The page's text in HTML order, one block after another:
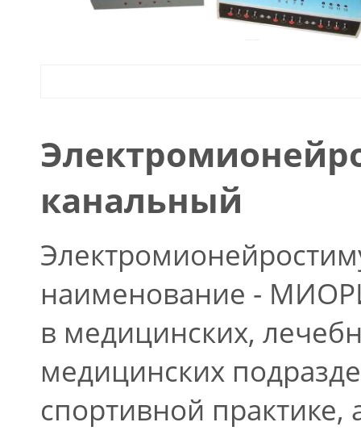
канальный
наименование -
в медицинских,
медицинских
спортивной практике,